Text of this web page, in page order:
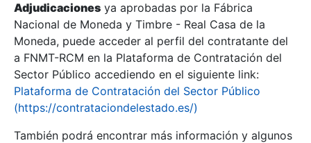
Mostrar/Ocultar
Adjudicaciones ya aprobadas por la Fábrica
Nacional de Moneda y Timbre - Real Casa de la
Moneda, puede acceder al perfil del contratante del
a FNMT-RCM en la Plataforma de Contratación del
Sector Público accediendo en el siguiente link:
Plataforma de Contratación del Sector Público
(https://contrataciondelestado.es/)
También podrá encontrar más información y algunos